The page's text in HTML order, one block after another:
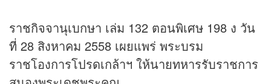
ราชกิจจานุเบกษา เล่ม 132 ตอนพิเศษ 198 ง วัน
ที่ 28 สิงหาคม 2558 เผยแพร่ พระบรม
ราชโองการโปรดเกล้าฯ ให้นายทหารรับราชการ